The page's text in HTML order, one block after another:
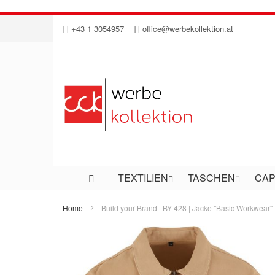
Direkt
Inhalt
+43 1 3054957 office@werbekollektion.at
TEXTILIEN TASCHEN
Home Build your Brand | BY 428 | Jacke "Basic Workwear"
Bildergalerie